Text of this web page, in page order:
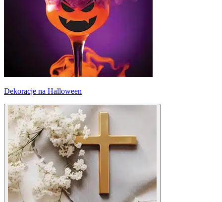
Dekoracje na Halloween